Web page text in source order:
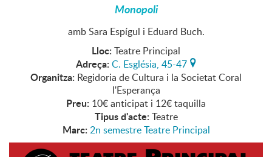
Monopoli
amb Sara Espígul i Eduard Buch.
Lloc: Teatre Principal
Adreça: C. Església, 45-47
Organitza: Regidoria de Cultura i la Societat Coral
l'Esperança
Preu: 10€ anticipat i 12€ taquilla
Tipus d'acte: Teatre
Marc: 2n semestre Teatre Principal